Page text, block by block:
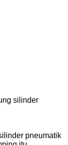
silinder
pneumatik